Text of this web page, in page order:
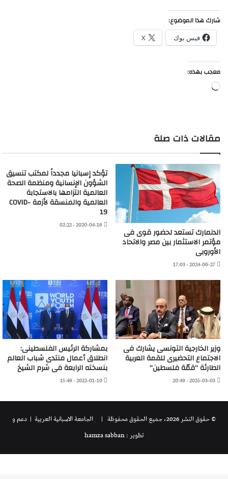
شارك هذا الموضوع:
فيس بوك X
معجب بهذه:
جاري
مقالات ذات صلة
الدنمارك تستعد لحضور قوى فى
مؤتمر الاستثمار بين مصر والاتحاد
الأوروبى
2024-06-27 - 17:03
تؤكد إسبانيا مجدداً لمكتب تنسيق
الشؤون الإنسانية ومنظمة الصحة
العالمية التزامها بالاستجابة
العالمية والمنسقة لأزمة COVID-
19
2020-04-16 - 02:22
وزير الخارجية التونسى يشارك فى
الاجتماع التحضيرى للقمة العربية
الطارئة “قمّة فلسطين”
2025-03-03 - 20:49
بمشاركة الرئيس الفلسطينى:
انطلاق أعمال منتدى شباب العالم
بنسخته الرابعة فى شرم الشيخ
2022-01-10 - 15:49
© حقوق النشر 2026، جميع الحقوق محفوظة | الجامعة الاسبانية العريية | دعم و
تطوير : hamza sabban